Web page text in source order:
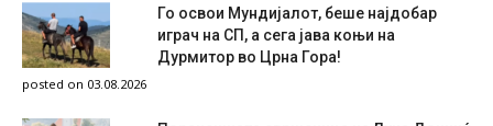
Го освои Мундијалот, беше најдобар
играч на СП, а сега јава коњи на
Дурмитор во Црна Гора!
posted on 03.08.2026